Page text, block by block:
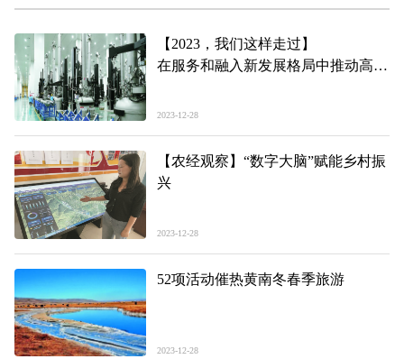
【2023，我们这样走过】
在服务和融入新发展格局中推动高质
2023-12-28
【农经观察】“数字大脑”赋能乡村振
兴
2023-12-28
52项活动催热黄南冬春季旅游
2023-12-28